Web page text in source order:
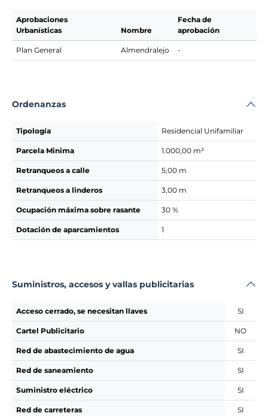
Aprobaciones
Urbanísticas
Nombre
Fecha de
aprobación
Plan General Almendralejo -
Ordenanzas
Tipología Residencial Unifamiliar
Parcela Minima 1.000,00 m²
Retranqueos a calle 5,00 m
Retranqueos a linderos 3,00 m
Ocupación máxima sobre rasante 30 %
Dotación de aparcamientos 1
Suministros, accesos y vallas publicitarias
Acceso cerrado, se necesitan llaves SI
Cartel Publicitario NO
Red de abastecimiento de agua SI
Red de saneamiento SI
Suministro eléctrico SI
Red de carreteras SI